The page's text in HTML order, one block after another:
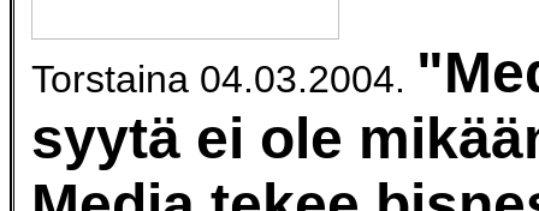
Torstaina 04.03.2004.
syytä ei ole